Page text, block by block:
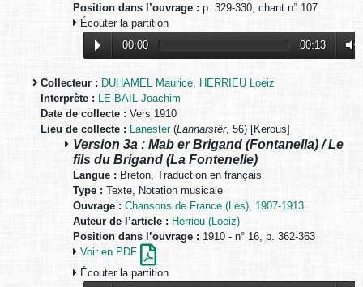
Position dans l’ouvrage : p. 329-330, chant n° 107
Écouter la partition
00:00
00:13
Collecteur : DUHAMEL Maurice
HERRIEU Loeiz
Interprète :
LE BAIL Joachim
Date de collecte : Vers 1910
Lieu de collecte :
Lanester(Lannarstêr, 56) [Kerous]
Version 3a : Mab er Brigand (Fontanella) / Le
fils du Brigand (La Fontenelle)
Langue : Breton, Traduction en français
Type : Texte, Notation musicale
Ouvrage : Chansons de France (Les), 1907-1913.
Auteur de l’article : Herrieu (Loeiz)
Position dans l’ouvrage : 1910 - n° 16, p. 362-363
Voir en PDF
Écouter la partition